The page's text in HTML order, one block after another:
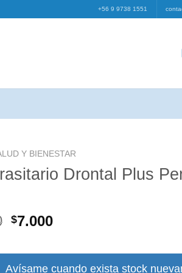
+56 9 9738 1551
Y BIENESTAR
Drontal Plus
El
original
era:
$7.000El
actual
es:
Avísame cuando exista stock